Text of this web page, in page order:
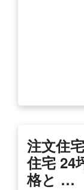
注文住
住宅 24
格と …